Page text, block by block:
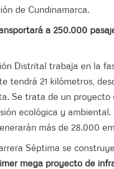
de Cundinamarca.
a 250.000
Distrital trabaja en la
tendrá 21 kilómetros,
Se trata de un
ecológica y
más de 28.000
Séptima se
mega proyecto de